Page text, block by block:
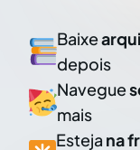
Baixe
depois
Navegue
mais
Esteja na